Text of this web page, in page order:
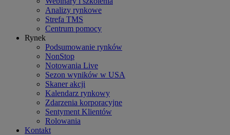
Analizy rynkowe
Strefa TMS
Centrum pomocy
Rynek
Podsumowanie rynków
NonStop
Notowania Live
Sezon wyników w USA
Skaner akcji
Kalendarz rynkowy
Zdarzenia korporacyjne
Sentyment Klientów
Rolowania
Kontakt